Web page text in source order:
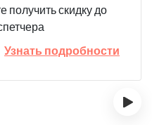
получить скидку до
Узнать подробности
›